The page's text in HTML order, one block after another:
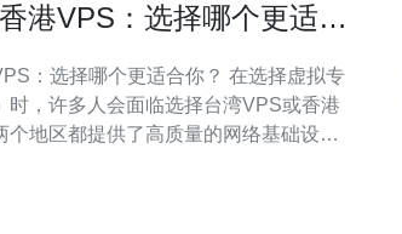
港VPS：选择哪个更适合
择哪个更适合你？ 在选择虚拟专
时，许多人会面临选择台湾VPS或香港
个地区都提供了高质量的网络基础设施
便你可以做出适合你需求的决策。 台